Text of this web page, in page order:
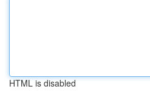
HTML is disabled